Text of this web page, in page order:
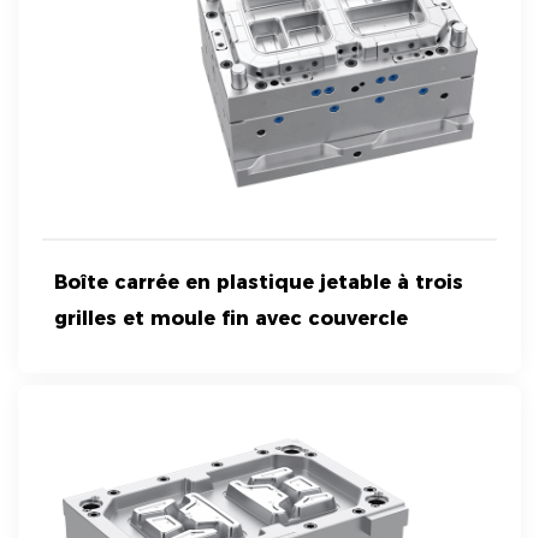
Boîte carrée en plastique jetable à trois
grilles et moule fin avec couvercle